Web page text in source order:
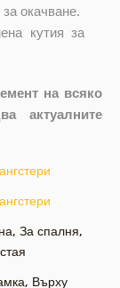
окачване.
кутия за
на всяко
актуалните
, За спалня,
, Върху